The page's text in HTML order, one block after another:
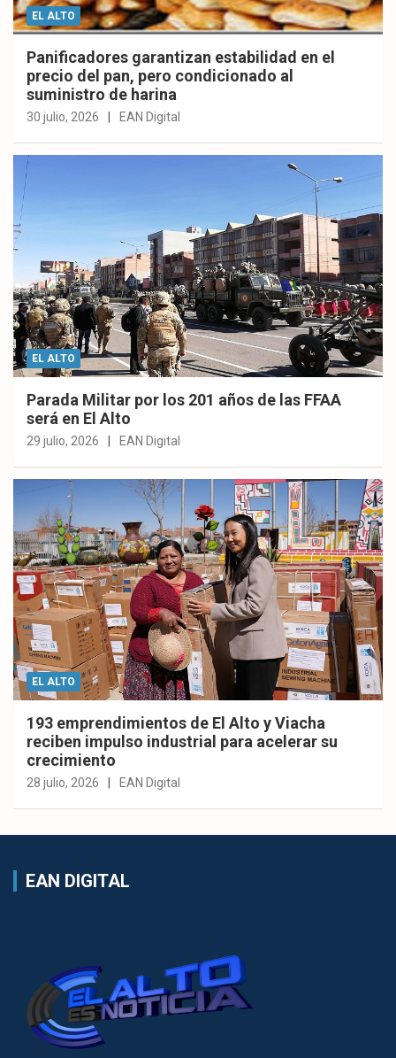
EL ALTO
Panificadores garantizan estabilidad en el
precio del pan, pero condicionado al
suministro de harina
30 julio, 2026 EAN Digital
EL ALTO
Parada Militar por los 201 años de las FFAA
será en El Alto
29 julio, 2026 EAN Digital
EL ALTO
193 emprendimientos de El Alto y Viacha
reciben impulso industrial para acelerar su
crecimiento
28 julio, 2026 EAN Digital
EAN DIGITAL